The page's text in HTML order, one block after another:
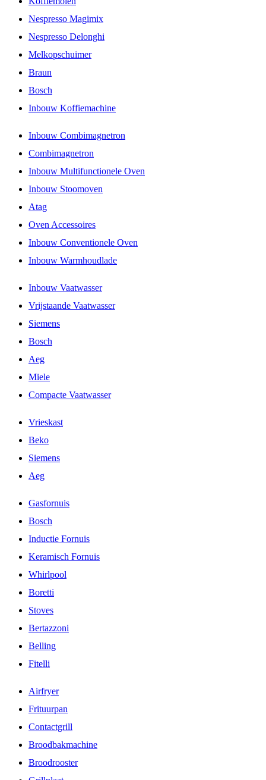
Nespresso Magimix
Nespresso Delonghi
Melkopschuimer
Braun
Bosch
Inbouw Koffiemachine
Inbouw Combimagnetron
Combimagnetron
Inbouw Multifunctionele Oven
Inbouw Stoomoven
Atag
Oven Accessoires
Inbouw Conventionele Oven
Inbouw Warmhoudlade
Inbouw Vaatwasser
Vrijstaande Vaatwasser
Siemens
Bosch
Aeg
Miele
Compacte Vaatwasser
Vrieskast
Beko
Siemens
Aeg
Gasfornuis
Bosch
Inductie Fornuis
Keramisch Fornuis
Whirlpool
Boretti
Stoves
Bertazzoni
Belling
Fitelli
Airfryer
Frituurpan
Contactgrill
Broodbakmachine
Broodrooster